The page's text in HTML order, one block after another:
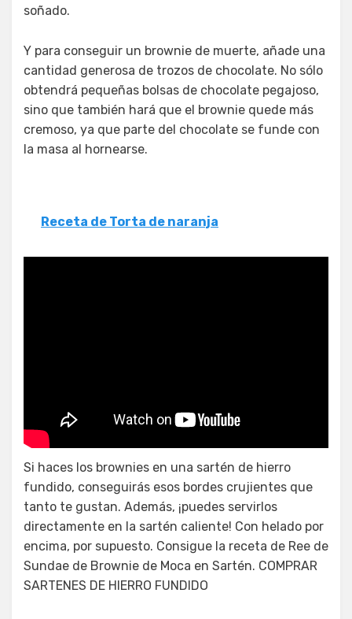
soñado.
Y para conseguir un brownie de muerte, añade una
cantidad generosa de trozos de chocolate. No sólo
obtendrá pequeñas bolsas de chocolate pegajoso,
sino que también hará que el brownie quede más
cremoso, ya que parte del chocolate se funde con
la masa al hornearse.
Receta de Torta de naranja
chocolate
Si haces los brownies en una sartén de hierro
fundido, conseguirás esos bordes crujientes que
tanto te gustan. Además, ¡puedes servirlos
directamente en la sartén caliente! Con helado por
encima, por supuesto. Consigue la receta de Ree de
Sundae de Brownie de Moca en Sartén. COMPRAR
SARTENES DE HIERRO FUNDIDO